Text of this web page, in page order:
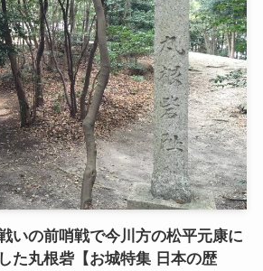
いの前哨戦で今川方の松平元康に
た丸根砦【お城特集 日本の歴